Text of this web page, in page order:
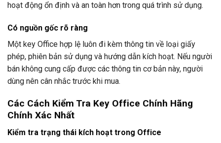
hoạt động ổn định và an toàn hơn trong quá trình sử dụng.
Có nguồn gốc rõ ràng
Một key Office hợp lệ luôn đi kèm thông tin về loại giấy
phép, phiên bản sử dụng và hướng dẫn kích hoạt. Nếu người
bán không cung cấp được các thông tin cơ bản này, người
dùng nên cân nhắc trước khi mua.
Các Cách Kiểm Tra Key Office Chính Hãng
Chính Xác Nhất
Kiểm tra trạng thái kích hoạt trong Office